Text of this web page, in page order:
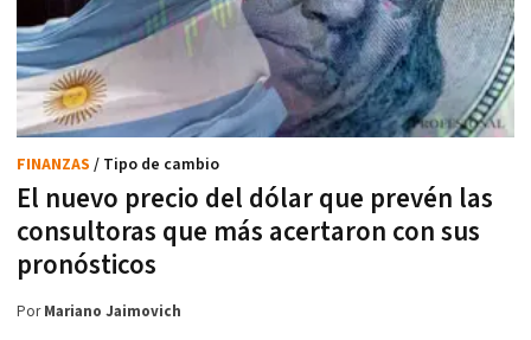
El nuevo precio del dólar que prevén las
consultoras que más acertaron con sus
pronósticos
FINANZAS / Tipo de cambio
PorMariano Jaimovich